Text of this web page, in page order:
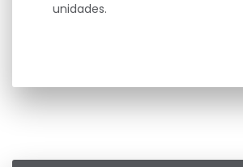
unidades.